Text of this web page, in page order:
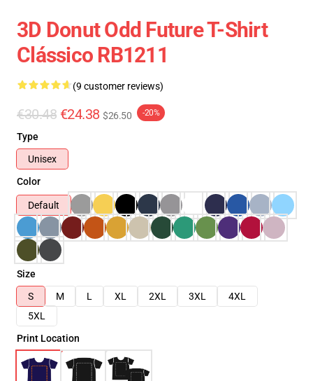
3D Donut Odd Future T-Shirt
Clássico RB1211
(9 customer reviews)
€30.48 €24.38 $26.50 -20%
Type
Unisex
Color
Default
Size
S
M L XL 2XL 3XL
4XL
5XL
Print Location